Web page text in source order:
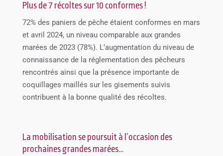
Plus de 7 récoltes sur 10 conformes !
72% des paniers de pêche étaient conformes en mars
et avril 2024, un niveau comparable aux grandes
marées de 2023 (78%). L’augmentation du niveau de
connaissance de la réglementation des pêcheurs
rencontrés ainsi que la présence importante de
coquillages maillés sur les gisements suivis
contribuent à la bonne qualité des récoltes.
La mobilisation se poursuit à l’occasion des
prochaines grandes marées…